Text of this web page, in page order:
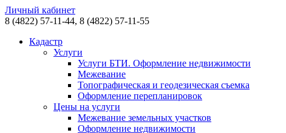
Личный кабинет
8 (4822) 57-11-44, 8 (4822) 57-11-55
Кадастр
Услуги
Услуги БТИ. Оформление недвижимости
Межевание
Топографическая и геодезическая съемка
Оформление перепланировок
Цены на услуги
Межевание земельных участков
Оформление недвижимости